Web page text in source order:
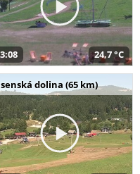
24,7 °C
dolina (65 km)